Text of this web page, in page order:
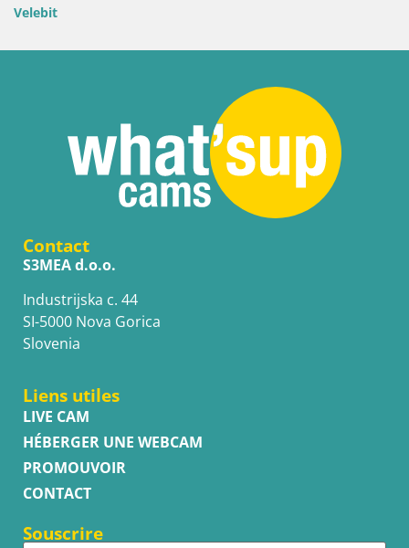
Contact
S3MEA d.o.o.
Industrijska c. 44
SI-5000 Nova Gorica
Slovenia
Liens utiles
LIVE CAM
HÉBERGER UNE WEBCAM
PROMOUVOIR
CONTACT
Souscrire